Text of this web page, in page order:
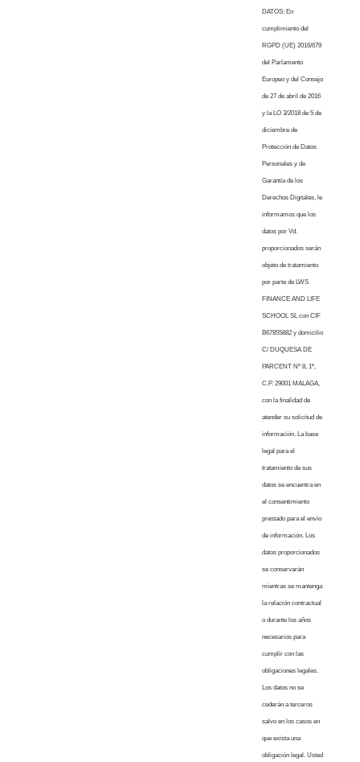
DATOS: En
cumplimiento del
RGPD (UE) 2016/679
del Parlamento
Europeo y del Consejo
de 27 de abril de 2016
y la LO 3/2018 de 5 de
diciembre de
Protección de Datos
Personales y de
Garantía de los
Derechos Digitales, le
informamos que los
datos por Vd.
proporcionados serán
objeto de tratamiento
por parte de LWS
FINANCE AND LIFE
SCHOOL SL con CIF
B67855882 y domicilio
C/ DUQUESA DE
PARCENT Nº 8, 1º,
C.P. 29001 MALAGA,
con la finalidad de
atender su solicitud de
información. La base
legal para el
tratamiento de sus
datos se encuentra en
el consentimiento
prestado para el envío
de información. Los
datos proporcionados
se conservarán
mientras se mantenga
la relación contractual
o durante los años
necesarios para
cumplir con las
obligaciones legales.
Los datos no se
cederán a terceros
salvo en los casos en
que exista una
obligación legal. Usted